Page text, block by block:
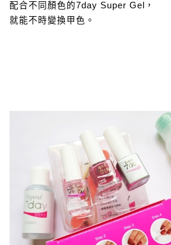
配合不同顏色的7day Super Gel，
就能不時變換甲色。